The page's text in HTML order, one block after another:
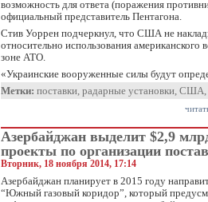
возможность для ответа (поражения
официальный представитель Пентагона.
Стив Уоррен подчеркнул, что США не
относительно использования
зоне АТО.
«Украинские вооруженные силы будут
Метки: поставки, радарные установки, США,
Азербайджан выделит $2,9
проекты по организации
Вторник, 18 ноября 2014, 17:14
Азербайджан планирует в 2015 году
“Южный газовый коридор”, который